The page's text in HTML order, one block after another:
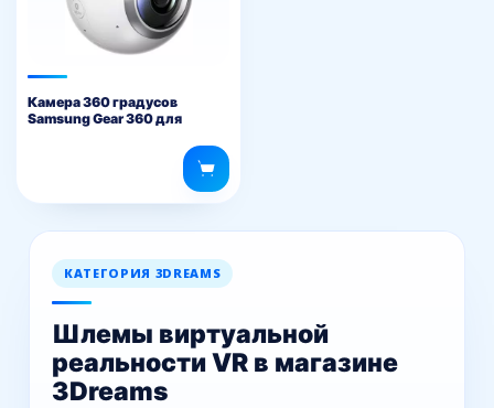
Камера 360 градусов
Samsung Gear 360 для
КАТЕГОРИЯ 3DREAMS
Шлемы виртуальной
реальности VR в магазине
3Dreams